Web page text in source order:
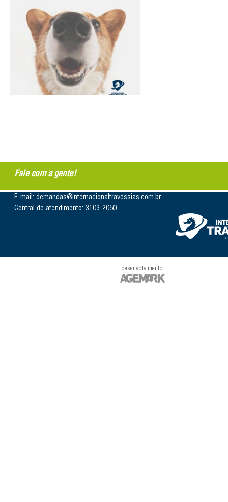
Fale com a gente!
E-mail: demandas@internacionaltravessias.com.br
Central de atendimento: 3103-2050
desenvolvimento: